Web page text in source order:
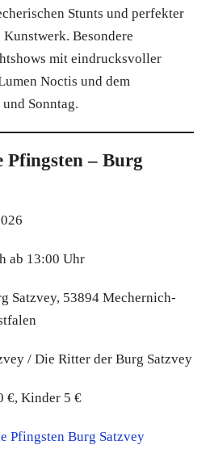
Stunts und perfekter
Besondere
mit eindrucksvoller
Noctis und dem
Sonntag.
Pfingsten – Burg
ab 13:00 Uhr
Satzvey, 53894 Mechernich-
/ Die Ritter der Burg Satzvey
€, Kinder 5 €
Pfingsten Burg Satzvey